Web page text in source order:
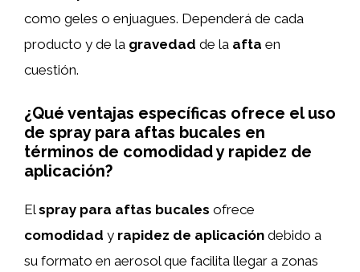
como geles o enjuagues. Dependerá de cada
producto y de la gravedad de la afta en
cuestión.
¿Qué ventajas específicas ofrece el uso
de spray para aftas bucales en
términos de comodidad y rapidez de
aplicación?
Elspray para aftas bucales ofrece
comodidad y rapidez de aplicación debido a
su formato en aerosol que facilita llegar a zonas